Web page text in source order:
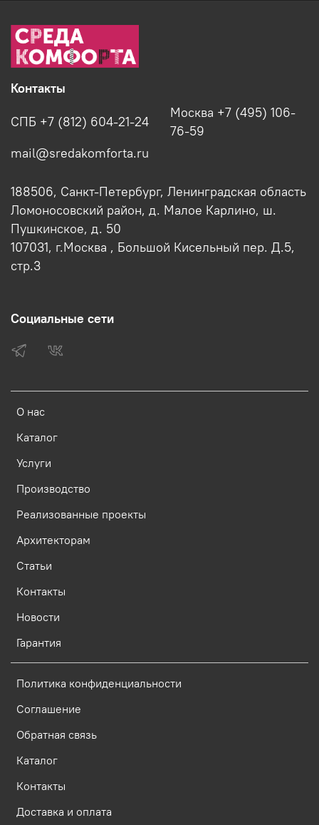
О нас
Каталог
Услуги
Производство
Реализованные проекты
Архитекторам
Статьи
Контакты
Новости
Гарантия
Политика конфиденциальности
Соглашение
Обратная связь
Каталог
Контакты
Доставка и оплата
Контакты
СПБ +7 (812) 604-21-24
Москва +7 (495) 106-
76-59
mail@sredakomforta.ru
188506, Санкт-Петербург, Ленинградская область
Ломоносовский район, д. Малое Карлино, ш.
Пушкинское, д. 50
107031, г.Москва , Большой Кисельный пер. Д.5,
стр.3
Социальные сети